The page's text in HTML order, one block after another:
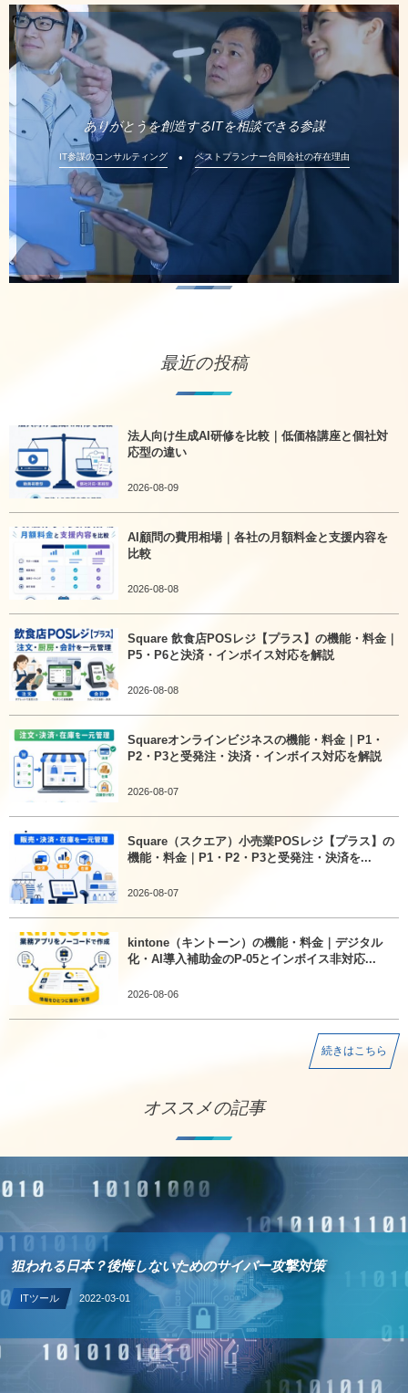
ありがとうを創造するITを相談できる参謀
IT参謀のコンサルティング ベストプランナー合同会社の存在理由
最近の投稿
法人向け生成AI研修を比較｜低価格講座と個社対
応型の違い
2026-08-09
AI顧問の費用相場｜各社の月額料金と支援内容を
比較
2026-08-08
Square 飲食店POSレジ【プラス】の機能・料金｜
P5・P6と決済・インボイス対応を解説
2026-08-08
Squareオンラインビジネスの機能・料金｜P1・
P2・P3と受発注・決済・インボイス対応を解説
2026-08-07
Square（スクエア）小売業POSレジ【プラス】の
機能・料金｜P1・P2・P3と受発注・決済を...
2026-08-07
kintone（キントーン）の機能・料金｜デジタル
化・AI導入補助金のP-05とインボイス非対応...
2026-08-06
続きはこちら
オススメの記事
狙われる日本？後悔しないためのサイバー攻撃対策
ITツール 2022-03-01